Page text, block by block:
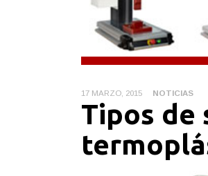
17 MARZO, 2015 NOTICIAS
Tipos de